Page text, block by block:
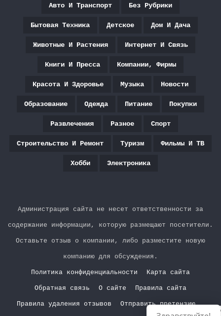
Авто И Транспорт Без Рубрики
Бытовая Техника Детское Дом И Дача
Животные И Растения Интернет И Связь
Книги И Пресса Компании, Фирмы
Красота И Здоровье Музыка Новости
Образование Одежда Питание Покупки
Развлечения Разное Спорт
Строительство И Ремонт Туризм Фильмы И ТВ
Хобби Электроника
Администрация сайта не несет ответственности за
содержание информации, которую размещают посетители.
Оставьте отзыв о компании, либо разместите новую
компанию для обсуждения.
Политика конфиденциальности Карта сайта
Обратная связь О сайте Правила сайта
Правила удаления отзывов
Отправить претензию